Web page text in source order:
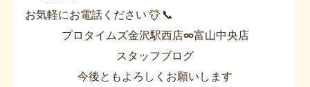
お気軽にお電話ください
📞
プロタイムズ金沢駅西店∞富山中央店
スタッフブログ
今後ともよろしくお願いします